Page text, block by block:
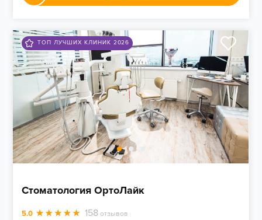
ТОП ЛУЧШИХ КЛИНИК 2026
Стоматология ОртоЛайк
5.0 158 отзывов